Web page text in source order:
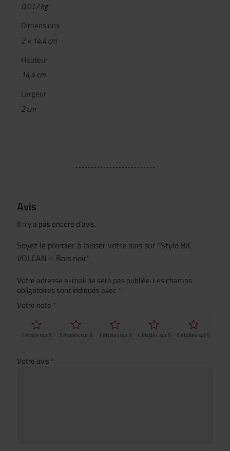
0,012 kg
Dimensions
2 × 14,4 cm
Hauteur
14,4 cm
Largeur
2 cm
Avis
Il n’y a pas encore d’avis.
Soyez le premier à laisser votre avis sur “Stylo BIC
VOLCAN – Bois noir”
Votre adresse e-mail ne sera pas publiée. Les champs
obligatoires sont indiqués avec *
Votre note *
1 étoile sur 5 2 étoiles sur 5 3 étoiles sur 5 4 étoiles sur 5 5 étoiles sur 5
Votre avis *